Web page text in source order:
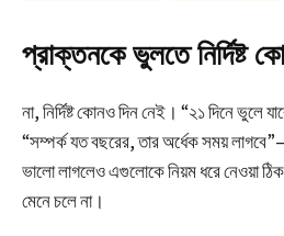
প্রাক্তনকে ভুলতে নির্দিষ্ট
না, নির্দিষ্ট কোনও দিন নেই। “২১ দিনে ভুলে
“সম্পর্ক যত বছরের, তার অর্ধেক সময়
ভালো লাগলেও এগুলোকে নিয়ম ধরে নেওয়া
মেনে চলে না।